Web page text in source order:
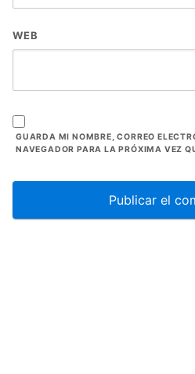
WEB
GUARDA MI NOMBRE, CORREO
NAVEGADOR PARA LA PRÓXIMA VEZ